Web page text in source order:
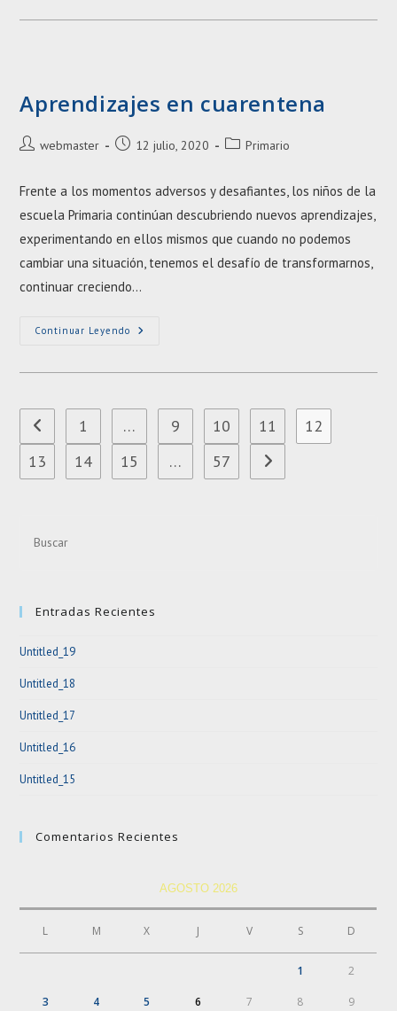
Aprendizajes en cuarentena
Autor
entrada:
webmaster
Entrada12 julio, 2020
Categoría
entrada:
Primario
Frente a los momentos adversos y desafiantes, los niños de la
escuela Primaria continúan descubriendo nuevos aprendizajes,
experimentando en ellos mismos que cuando no podemos
cambiar una situación, tenemos el desafío de transformarnos,
continuar creciendo…
Continuar Leyendo Aprendizajes
Ir a la página anterior
1 … 9 10 11
12
13
14 15 … 57 Ir a la página siguiente
Entradas Recientes
Untitled_19
Untitled_18
Untitled_17
Untitled_16
Untitled_15
Comentarios Recientes
AGOSTO 2026
L M X J V S D
1 2
3 4 5 6 7 8 9